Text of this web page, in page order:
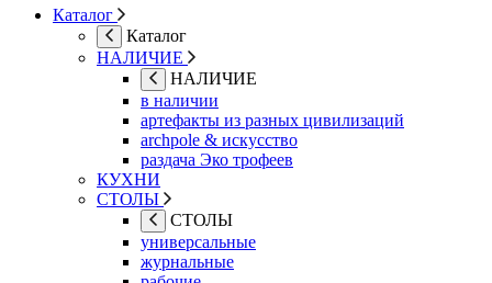
Каталог
Каталог
НАЛИЧИЕ
НАЛИЧИЕ
в наличии
артефакты из разных цивилизаций
archpole & искусство
раздача Эко трофеев
КУХНИ
СТОЛЫ
СТОЛЫ
универсальные
журнальные